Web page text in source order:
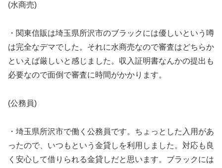
(水商売)
・関東信販は埼玉県所沢市のブラックには優しいという噂
は完全なデマでした。それに水商売なので審査はどちらか
といえば厳しいと感じました。収入証明書なんかの提出も
必要なので面倒で審査に時間がかかります。
(公務員)
・埼玉県所沢市で働く公務員です。ちょっとした入用があ
ったので、いつもという金貸しを利用しました。対応も良
く安心して借りられる金貸しだと思います。ブラックには